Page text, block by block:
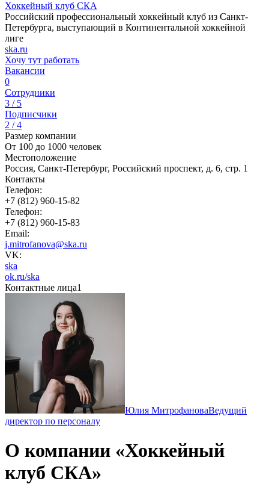
Хоккейный клуб СКА
Российский профессиональный хоккейный клуб из Санкт-
Петербурга, выступающий в Континентальной хоккейной
лиге
ska.ru
Хочу тут работать
Вакансии
0
Сотрудники
3 / 5
Подписчики
2 / 4
Размер компании
От 100 до 1000 человек
Местоположение
Россия, Санкт-Петербург, Российский проспект, д. 6, стр. 1
Контакты
Телефон:
+7 (812) 960-15-82
Телефон:
+7 (812) 960-15-83
Email:
j.mitrofanova@ska.ru
VK:
ska
ok.ru/ska
Контактные лица1
Юлия МитрофановаВедущий
директор по персоналу
О компании «Хоккейный
клуб СКА»